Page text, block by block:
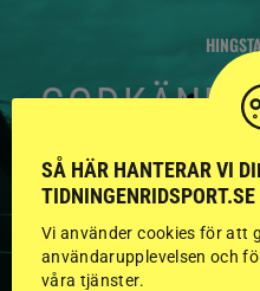
FLERA
BILDER
SÅ HÄR HANTERAR VI
TIDNINGENRIDSPORT.SE
Vi använder cookies för att
användarupplevelsen och
våra tjänster.